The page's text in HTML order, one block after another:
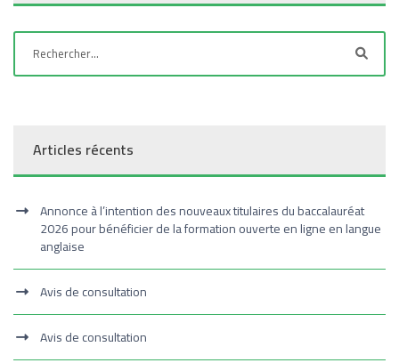
Articles récents
Annonce à l’intention des nouveaux titulaires du baccalauréat
2026 pour bénéficier de la formation ouverte en ligne en langue
anglaise
Avis de consultation
Avis de consultation